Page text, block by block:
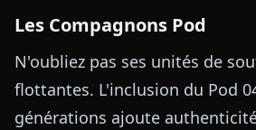
Les Compagnons Pod
N'oubliez pas ses unités de
flottantes. L'inclusion du Pod
générations ajoute